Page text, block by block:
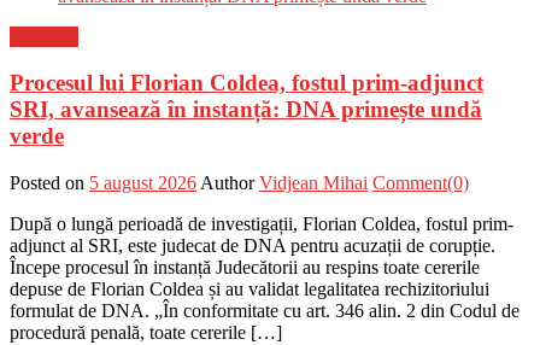
Procesul lui Florian Coldea, fostul prim-adjunct
SRI, avansează în instanță: DNA primește undă
verde
Posted on 5 august 2026 Author Vidjean Mihai Comment(0)
După o lungă perioadă de investigații, Florian Coldea, fostul prim-
adjunct al SRI, este judecat de DNA pentru acuzații de corupție.
Începe procesul în instanță Judecătorii au respins toate cererile
depuse de Florian Coldea și au validat legalitatea rechizitoriului
formulat de DNA. „În conformitate cu art. 346 alin. 2 din Codul de
procedură penală, toate cererile […]